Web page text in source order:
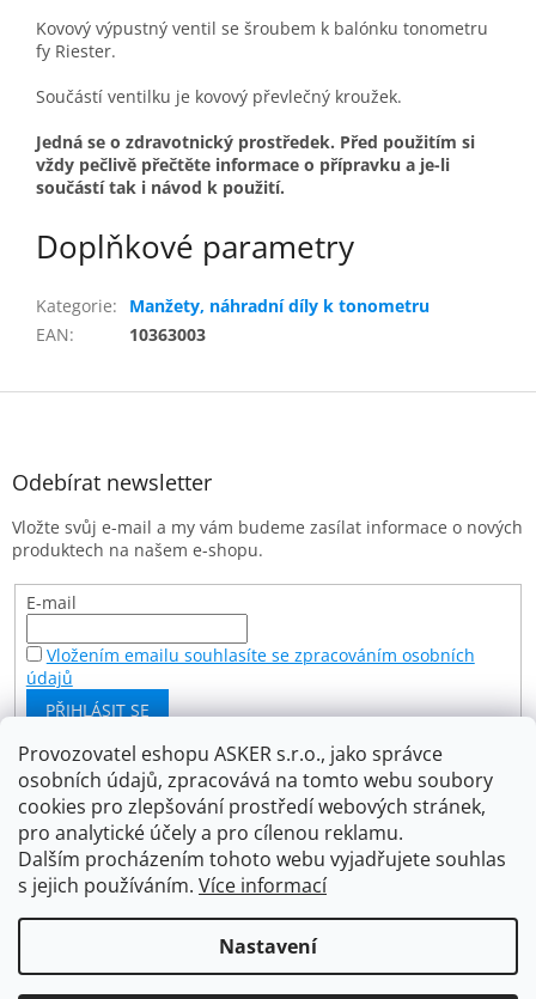
Provozovatel eshopu ASKER s.r.o., jako správce
osobních údajů, zpracovává na tomto webu soubory
cookies pro zlepšování prostředí webových stránek,
pro analytické účely a pro cílenou reklamu.
Dalším procházením tohoto webu vyjadřujete souhlas
s jejich používáním. Více informací
Nastavení
Kovový výpustný ventil se šroubem k balónku tonometru
fy Riester.
Součástí ventilku je kovový převlečný kroužek.
Jedná se o zdravotnický prostředek. Před použitím si
vždy pečlivě přečtěte informace o přípravku a je-li
součástí tak i návod k použití.
Doplňkové parametry
Kategorie:
Manžety, náhradní díly k tonometru
EAN: 10363003
Z
Odebírat newsletter
Vložte svůj e-mail a my vám budeme zasílat informace o nových
produktech na našem e-shopu.
E-mail
Vložením emailu souhlasíte se zpracováním osobních
údajů
PŘIHLÁSIT SE
Facebook